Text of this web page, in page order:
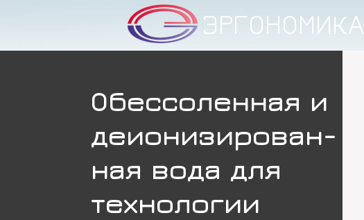
ЭРГОНОМИКА
Обессоленная и
деионизирован-
ная вода для
технологии